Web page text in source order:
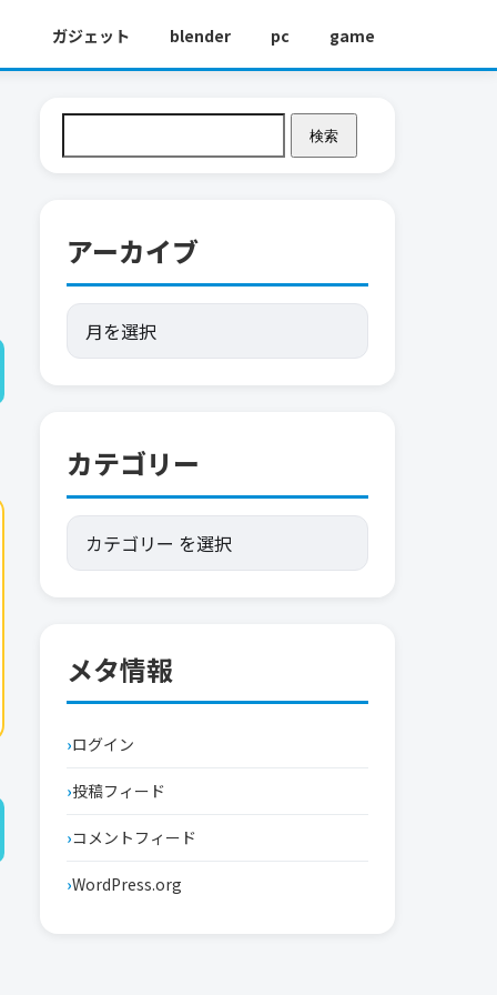
ガジェット blender pc game
検索
アーカイブ
カテゴリー
メタ情報
ログイン
投稿フィード
コメントフィード
WordPress.org